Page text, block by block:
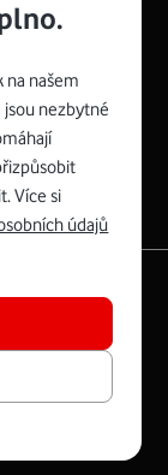
stojánku)
připojení Wi-
GHz a
na našem
nezbytné
Více si
údajů